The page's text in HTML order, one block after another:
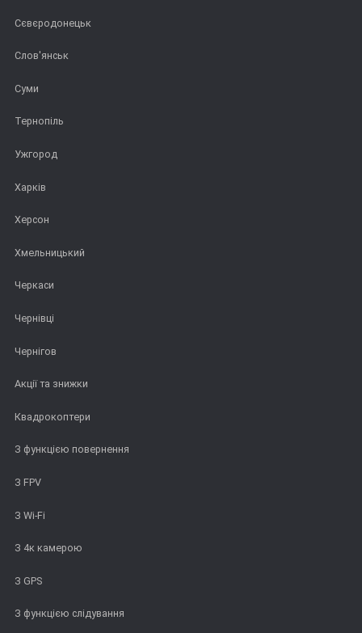
Сєвєродонецьк
Слов'янськ
Суми
Тернопіль
Ужгород
Харків
Херсон
Хмельницький
Черкаси
Чернівці
Чернігов
Акції та знижки
Квадрокоптери
З функцією повернення
З FPV
З Wi-Fi
З 4к камерою
З GPS
З функцією слідування